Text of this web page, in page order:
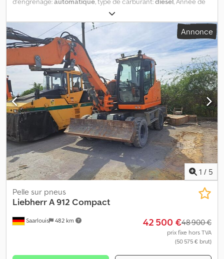
, heures de fonctionnement:
Équipement:climatisation, = Plus d'options et d'accessoires =
Djdpfxey T Ilbo Apyjkr - Climate control - Graissage central = Plus
d'informations = Nombre de cylindres: 4 Poids à vide: 35.000 kg
Annonce
1 / 5
Saarlouis 482 km
Pelle sur pneus
LiebherrA 912 Compact
42 500 €48 900 €
prix fixe hors TVA
(50 575 € brut)